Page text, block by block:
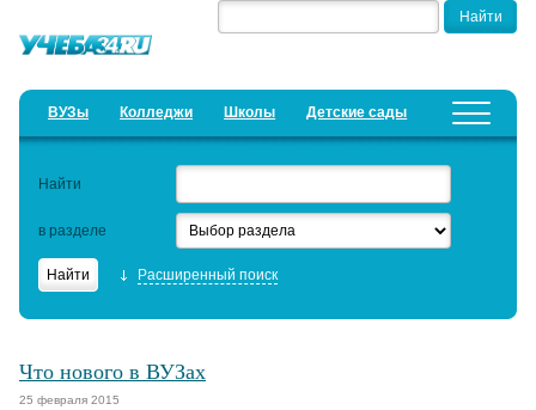
ВУЗы Колледжи Школы Детские сады
Добавить уч. заведение Предложить новость
Семинары
Найти
в разделе
Расширенный поиск
Что нового в ВУЗах
25 февраля 2015